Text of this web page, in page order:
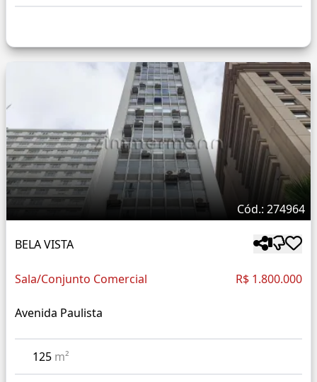
Cód.: 274964
BELA VISTA
Sala/Conjunto Comercial R$ 1.800.000
Avenida Paulista
125 m²